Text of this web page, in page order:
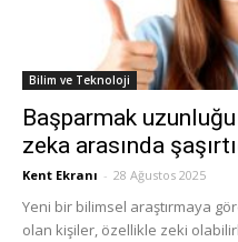
Bilim ve Teknoloji
Başparmak
zeka arasında
Kent Ekranı - 28 Ağustos 2025
Yeni bir bilimsel araştırmaya
olan kişiler, özellikle zeki